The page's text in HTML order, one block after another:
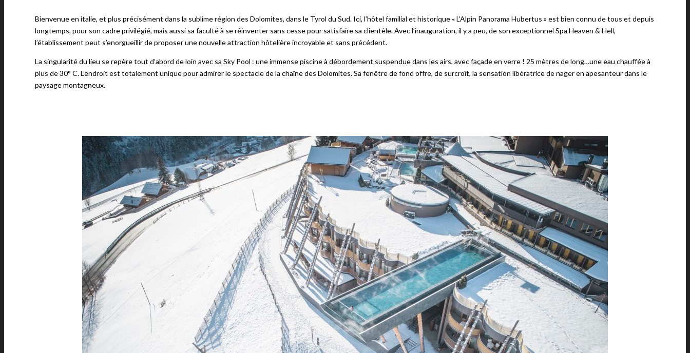
Bienvenue en italie, et plus précisément dans la sublime région des Dolomites, dans le Tyrol du Sud. Ici, l’hôtel familial et historique « L’Alpin Panorama Hubertus » est bien connu de tous et depuis
longtemps, pour son cadre privilégié, mais aussi sa faculté à se réinventer sans cesse pour satisfaire sa clientèle. Avec l’inauguration, il y a peu, de son exceptionnel Spa Heaven & Hell,
l’établissement peut s’enorgueillir de proposer une nouvelle attraction hôtelière incroyable et sans précédent.
La singularité du lieu se repère tout d’abord de loin avec sa Sky Pool : une immense piscine à débordement suspendue dans les airs, avec façade en verre ! 25 mètres de long…une eau chauffée à
plus de 30° C. L’endroit est totalement unique pour admirer le spectacle de la chaîne des Dolomites. Sa fenêtre de fond offre, de surcroît, la sensation libératrice de nager en apesanteur dans le
paysage montagneux.